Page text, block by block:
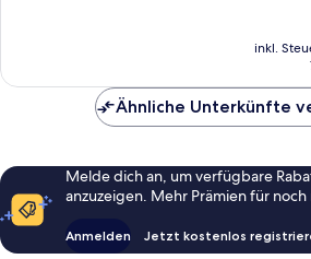
Bewertungen
inkl.
Ähnliche Unterkünfte
Melde dich an, um verfügbare
anzuzeigen. Mehr Prämien für
Anmelden Jetzt kostenlos